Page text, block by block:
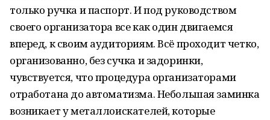
только ручка и паспорт. И под руководством
своего организатора все как один двигаемся
вперед, к своим аудиториям. Всё проходит четко,
организованно, без сучка и задоринки,
чувствуется, что процедура организаторами
отработана до автоматизма. Небольшая заминка
возникает у металлоискателей, которые